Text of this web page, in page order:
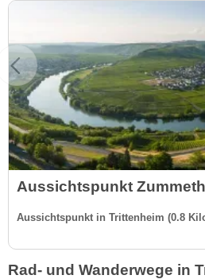
Aussichtspunkt
Aussichtspunkt in Trittenheim (0.8
Rad- und Wanderwege in